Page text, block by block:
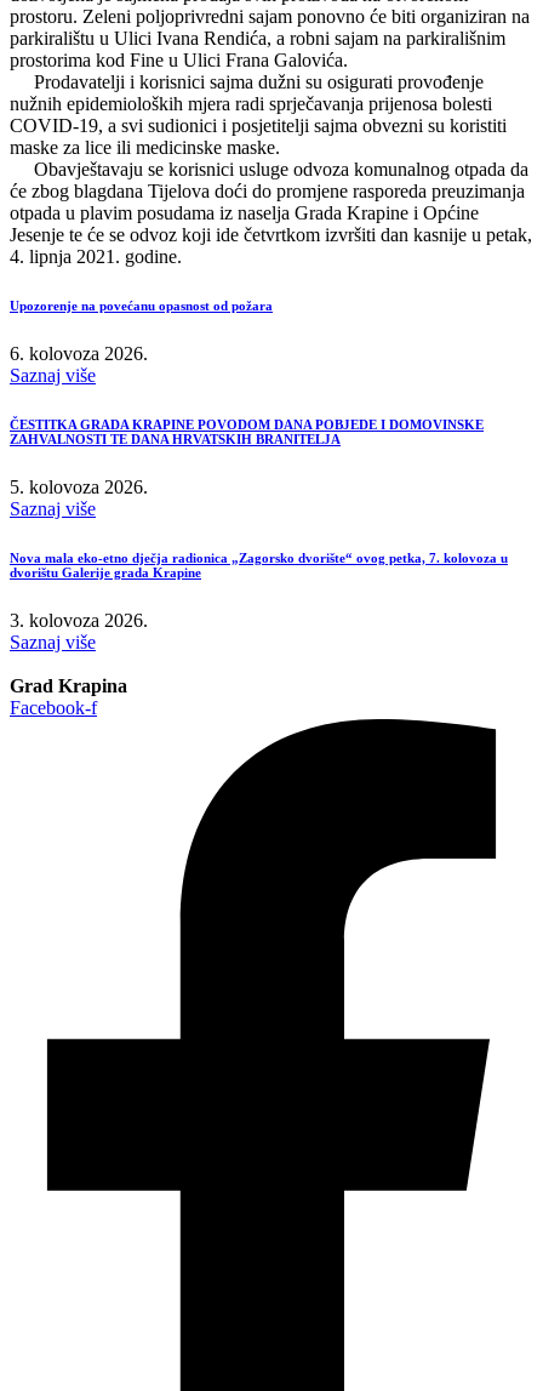
prostoru. Zeleni poljoprivredni sajam ponovno će biti organiziran na
parkiralištu u Ulici Ivana Rendića, a robni sajam na parkirališnim
prostorima kod Fine u Ulici Frana Galovića.
Prodavatelji i korisnici sajma dužni su osigurati provođenje
nužnih epidemioloških mjera radi sprječavanja prijenosa bolesti
COVID-19, a svi sudionici i posjetitelji sajma obvezni su koristiti
maske za lice ili medicinske maske.
Obavještavaju se korisnici usluge odvoza komunalnog otpada da
će zbog blagdana Tijelova doći do promjene rasporeda preuzimanja
otpada u plavim posudama iz naselja Grada Krapine i Općine
Jesenje te će se odvoz koji ide četvrtkom izvršiti dan kasnije u petak,
4. lipnja 2021. godine.
Upozorenje na povećanu opasnost od požara
6. kolovoza 2026.
Saznaj više
ČESTITKA GRADA KRAPINE POVODOM DANA POBJEDE I DOMOVINSKE
ZAHVALNOSTI TE DANA HRVATSKIH BRANITELJA
5. kolovoza 2026.
Saznaj više
Nova mala eko-etno dječja radionica „Zagorsko dvorište“ ovog petka, 7. kolovoza u
dvorištu Galerije grada Krapine
3. kolovoza 2026.
Saznaj više
Grad Krapina
Facebook-f